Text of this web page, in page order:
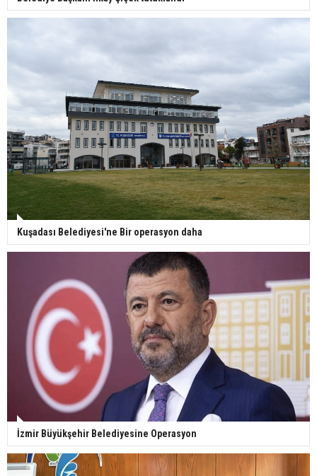
Kuşadası Belediyesi'ne Bir operasyon daha
İzmir Büyükşehir Belediyesine Operasyon